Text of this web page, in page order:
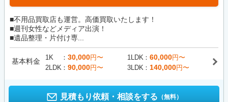
■不用品買取店も運営。高価買取いたします！
■週刊女性などメディア出演！
■遺品整理・片付け専...
基本料金 1K 30,000円〜 1LDK 60,000円〜
2LDK
90,000円〜 3LDK 140,000円〜
見積もり依頼・相談をする （無料）